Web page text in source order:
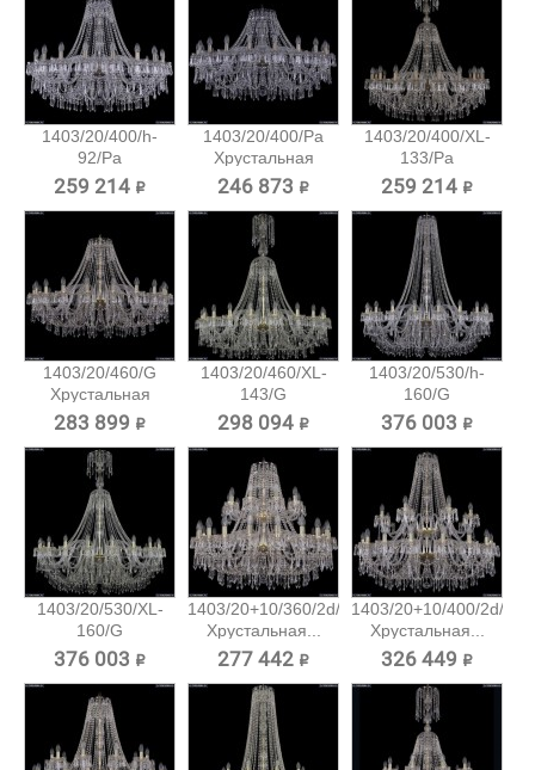
1403/20/400/h-
92/Pa
Хрустальная...
259 214 ₽
1403/20/400/Pa
Хрустальная
подвесная...
246 873 ₽
1403/20/400/XL-
133/Pa
Хрустальная...
259 214 ₽
1403/20/460/G
Хрустальная
подвесная...
283 899 ₽
1403/20/460/XL-
143/G
Хрустальная...
298 094 ₽
1403/20/530/h-
160/G
Хрустальная...
376 003 ₽
1403/20/530/XL-
160/G
Хрустальная...
376 003 ₽
1403/20+10/360/2d/G
Хрустальная...
277 442 ₽
1403/20+10/400/2d/G
Хрустальная...
326 449 ₽